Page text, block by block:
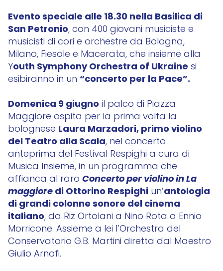
Evento speciale alle 18.30 nella Basilica di
San Petronio, con 400 giovani musiciste e
musicisti di cori e orchestre da Bologna,
Milano, Fiesole e Macerata, che insieme alla
Youth Symphony Orchestra of Ukraine si
esibiranno in un “concerto per la Pace”.
Domenica 9 giugno il palco di Piazza
Maggiore ospita per la prima volta la
bolognese Laura Marzadori, primo violino
del Teatro alla Scala, nel concerto
anteprima del Festival Respighi a cura di
Musica Insieme, in un programma che
affianca al raro Concerto per violino in La
maggioredi Ottorino Respighi un’antologia
di grandi colonne sonore del cinema
italiano, da Riz Ortolani a Nino Rota a Ennio
Morricone. Assieme a lei l’Orchestra del
Conservatorio G.B. Martini diretta dal Maestro
Giulio Arnofi.